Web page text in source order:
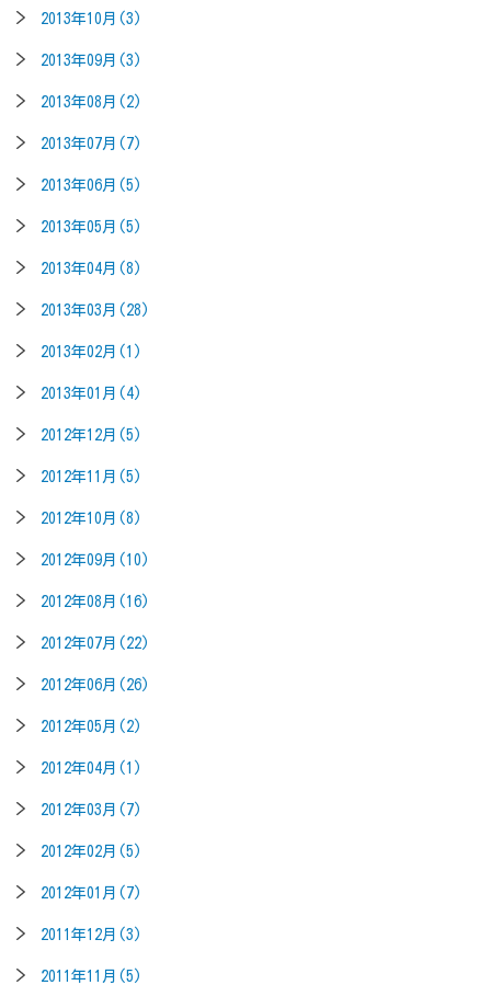
2013年10月(3)
2013年09月(3)
2013年08月(2)
2013年07月(7)
2013年06月(5)
2013年05月(5)
2013年04月(8)
2013年03月(28)
2013年02月(1)
2013年01月(4)
2012年12月(5)
2012年11月(5)
2012年10月(8)
2012年09月(10)
2012年08月(16)
2012年07月(22)
2012年06月(26)
2012年05月(2)
2012年04月(1)
2012年03月(7)
2012年02月(5)
2012年01月(7)
2011年12月(3)
2011年11月(5)